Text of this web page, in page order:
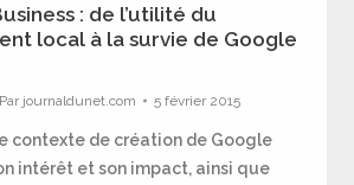
: de l’utilité du
local à la survie de Google
Par journaldunet.com 5 février 2015
contexte de création de Google
intérêt et son impact, ainsi que